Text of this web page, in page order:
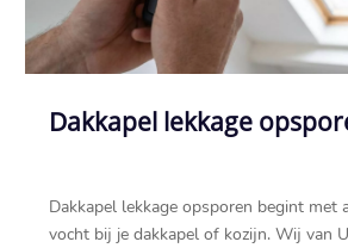
Dakkapel lekkage
Dakkapel lekkage opsporen begint met
vocht bij je dakkapel of kozijn.​ Wij van